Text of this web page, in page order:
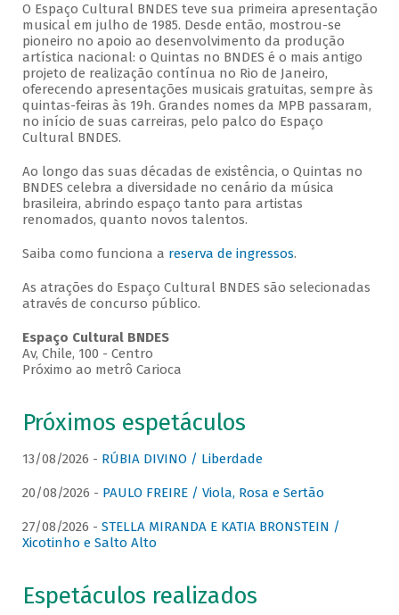
O Espaço Cultural BNDES teve sua primeira apresentação
musical em julho de 1985. Desde então, mostrou-se
pioneiro no apoio ao desenvolvimento da produção
artística nacional: o Quintas no BNDES é o mais antigo
projeto de realização contínua no Rio de Janeiro,
oferecendo apresentações musicais gratuitas, sempre às
quintas-feiras às 19h. Grandes nomes da MPB passaram,
no início de suas carreiras, pelo palco do Espaço
Cultural BNDES.
Ao longo das suas décadas de existência, o Quintas no
BNDES celebra a diversidade no cenário da música
brasileira, abrindo espaço tanto para artistas
renomados, quanto novos talentos.
Saiba como funciona a reserva de ingressos.
As atrações do Espaço Cultural BNDES são selecionadas
através de concurso público.
Espaço Cultural BNDES
Av, Chile, 100 - Centro
Próximo ao metrô Carioca
Próximos espetáculos
13/08/2026 - RÚBIA DIVINO / Liberdade
20/08/2026 - PAULO FREIRE / Viola, Rosa e Sertão
27/08/2026 - STELLA MIRANDA E KATIA BRONSTEIN /
Xicotinho e Salto Alto
Espetáculos realizados